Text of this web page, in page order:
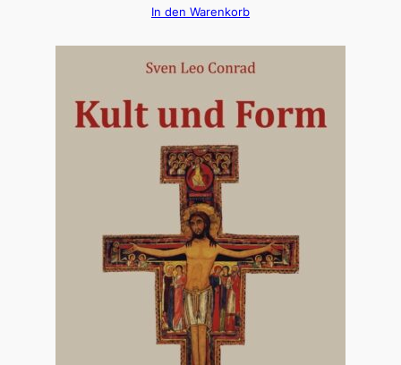
In den Warenkorb